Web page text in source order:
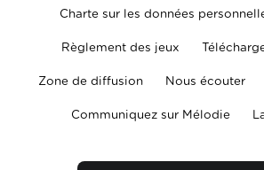
Charte sur les données
Règlement des jeux
Zone de diffusion Nous écouter
Communiquez sur Mélodie